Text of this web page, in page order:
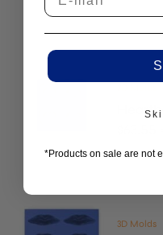
3D Molds
*Products on sale are not